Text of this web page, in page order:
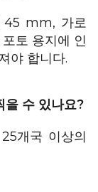
45 mm, 가로
토 용지에 인
야 합니다.
수 있나요?
개국 이상의